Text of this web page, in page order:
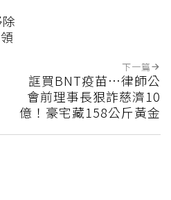
下一篇
誆買BNT疫苗…律師公
會前理事長狠詐慈濟10
億！豪宅藏158公斤黃金